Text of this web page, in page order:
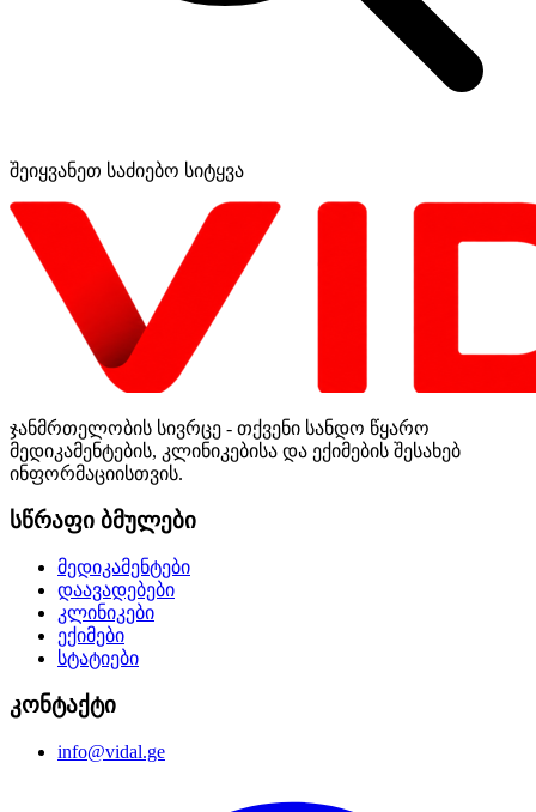
შეიყვანეთ საძიებო სიტყვა
ჯანმრთელობის სივრცე - თქვენი სანდო წყარო
მედიკამენტების, კლინიკებისა და ექიმების შესახებ
ინფორმაციისთვის.
სწრაფი ბმულები
მედიკამენტები
დაავადებები
კლინიკები
ექიმები
სტატიები
კონტაქტი
info@vidal.ge